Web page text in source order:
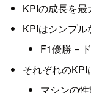
KPIの成長を
KPIはシンプル
F1優勝 =
それぞれのKPI
マシンの